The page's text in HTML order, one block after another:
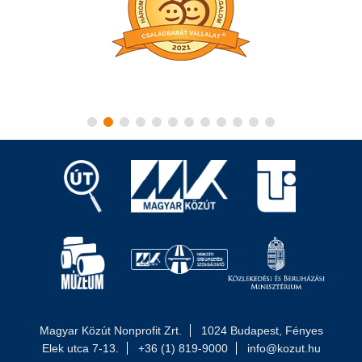
Magyar Közút Nonprofit Zrt.
1024 Budapest, Fényes
Elek utca 7-13.
+36 (1) 819-9000 info@kozut.hu